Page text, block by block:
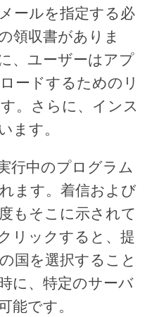
ールを指定する必
領収書がありま
、ユーザーはアプ
ードするためのリ
。さらに、インス
ます。
行中のプログラム
ます。着信および
もそこに示されて
リックすると、提
国を選択すること
に、特定のサーバ
能です。